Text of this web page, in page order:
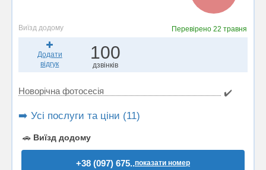
Виїзд додому Перевірено22 травня
Додати
відгук
100
дзвінків
Новорічна фотосесія ✔️
➡️ Усі послуги та ціни (11)
🚗 Виїзд додому
+38 (097) 675..показати номер